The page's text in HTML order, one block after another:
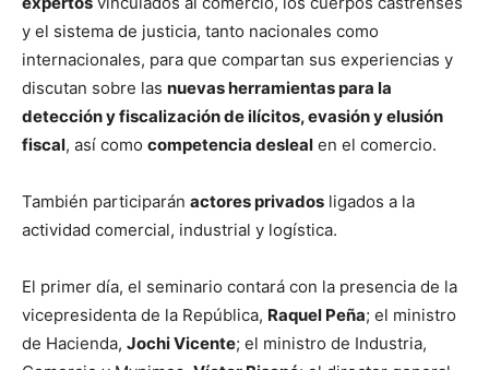
y el sistema de justicia, tanto nacionales como
internacionales, para que compartan sus experiencias y
discutan sobre las nuevas herramientas para la
detección y fiscalización de ilícitos, evasión y elusión
fiscal, así como competencia desleal en el comercio.
También participarán actores privados ligados a la
actividad comercial, industrial y logística.
El primer día, el seminario contará con la presencia de la
vicepresidenta de la República, Raquel Peña; el ministro
de Hacienda, Jochi Vicente; el ministro de Industria,